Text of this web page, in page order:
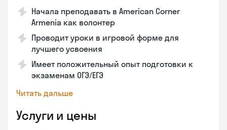
Начала преподавать в American Corner
Armenia как волонтер
Проводит уроки в игровой форме для
лучшего усвоения
Имеет положительный опыт подготовки к
экзаменам ОГЭ/ЕГЭ
Читать дальше
Услуги и цены